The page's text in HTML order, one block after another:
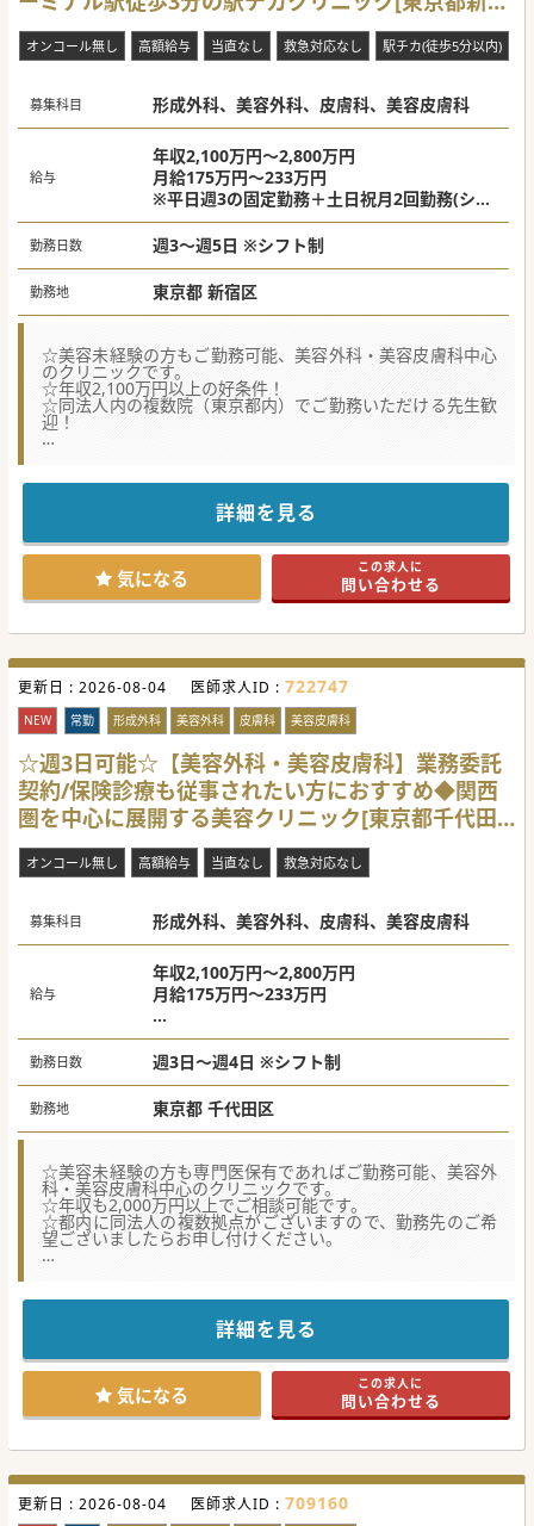
区]
オンコール無し 高額給与 当直なし 救急対応なし 駅チカ(徒歩5分以内)
募集科目 形成外科、美容外科、皮膚科、美容皮膚科
給与
年収2,100万円～2,800万円
月給175万円～233万円
※平日週3の固定勤務＋土日祝月2回勤務(シフ
ト制)の場合：年収2,500万円
※平日週3の固定勤務＋土日週1回勤務(原則固
定勤務)の場合：年収2,800万円
※週3(土日祝含む)勤務の場合：年収2,100万
円
勤務日数 週3～週5日 ※シフト制
勤務地 東京都 新宿区
☆美容未経験の方もご勤務可能、美容外科・美容皮膚科中心
のクリニックです。
☆年収2,100万円以上の好条件！
☆同法人内の複数院（東京都内）でご勤務いただける先生歓
迎！
アへ進出し、さらなる複数院の開院を予定しています。
■中長期的な拡大路線を推進する中で組織の成長に伴走し、
将来的には管理医師を担える優秀な人材を歓迎しておりま
す。
■関東圏でさらに分院を予定しているため、今後の法人とし
ての組織拡大を見据えた増員募集でございます。
【具体的な業務内容】
ボトックス注射、ヒアルロン酸注射などを担当します。
■一日あたり複数名体制で数百名規模の患者様を診るため、
臨床現場には一定のスピード感と柔軟な対応が求められま
す。
■新規の手技習得を希望する際には前立ちの医師が配置され
るなど、個人のスキルや経験に応じた診療体制を整っており
ます。
【具体的な医療機関情報】
■商業施設内や駅前など徹底した好立地にこだわり、圧倒的
な集客力と先進的な設備を兼ね備えたクリニックです。
■圧倒的な症例数を誇る環境で多くの臨床経験を積むことが
でき、短期間で飛躍的なスキルアップを果たせます。
■関東では自費診療の割合が大きいものの、土日に保険診療
を行う競合が少ないため確かな需要を獲得しています。
詳細を見る
気になる この求人に
問い合わせる
更新日 : 2026-08-04 医師求人ID : 722747
NEW 常勤 形成外科 美容外科 皮膚科 美容皮膚科
☆週3日可能☆【美容外科・美容皮膚科】業務委託
契約/保険診療も従事されたい方におすすめ◆関西
圏を中心に展開する美容クリニック[東京都千代田
区]
オンコール無し 高額給与 当直なし 救急対応なし
募集科目 形成外科、美容外科、皮膚科、美容皮膚科
給与
年収2,100万円～2,800万円
月給175万円～233万円
・平日週3の固定＋土日祝月2回（シフト制）
の場合：年収2,500万円程度
・平日週3の固定＋土日週1回（原則固定勤
務）の場合：年収2,800万円程度
・週3（土日祝含む）の場合：年収2,100万円
勤務日数 週3日～週4日 ※シフト制
勤務地 東京都 千代田区
☆美容未経験の方も専門医保有であればご勤務可能、美容外
科・美容皮膚科中心のクリニックです。
☆年収も2,000万円以上でご相談可能です。
☆都内に同法人の複数拠点がございますので、勤務先のご希
望ございましたらお申し付けください。
術を中心に担当していただきます。
■レーザー治療やボトックス・ヒアルロン酸注射など、先生
のスキルに合わせた幅広い手技を担います。
■長期的なキャリアアップを目指す形成外科や皮膚科の医師
にとって最適な体制が整えられています。
【募集背景】
■グループ全体で拡大戦略を推進しており、関東エリアでの
■関東でのさらなる事業展開と、質の高い美容医療提供のた
めに即戦力となる医師を求めています。
■美容未経験の形成外科または皮膚科の医師も歓迎してお
り、充実した高額給与が提示されています。
詳細を見る
気になる この求人に
問い合わせる
更新日 : 2026-08-04 医師求人ID : 709160